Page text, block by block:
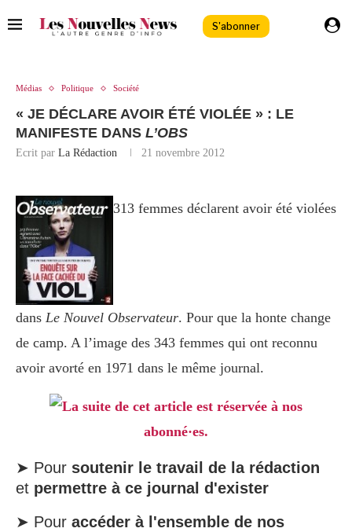
S'abonner
Médias Politique Société
« JE DÉCLARE AVOIR ÉTÉ VIOLÉE » : LE
MANIFESTE DANS L’OBS
Ecrit par La Rédaction 21 novembre 2012
313 femmes déclarent avoir été violées
dans Le Nouvel Observateur. Pour que la honte change
de camp. A l’image des 343 femmes qui ont reconnu
avoir avorté en 1971 dans le même journal.
La suite de cet article est réservée à nos
abonné·es.
➤ Pour soutenir le travail de la rédaction
et permettre à ce journal d'exister
➤ Pour accéder à l'ensemble de nos